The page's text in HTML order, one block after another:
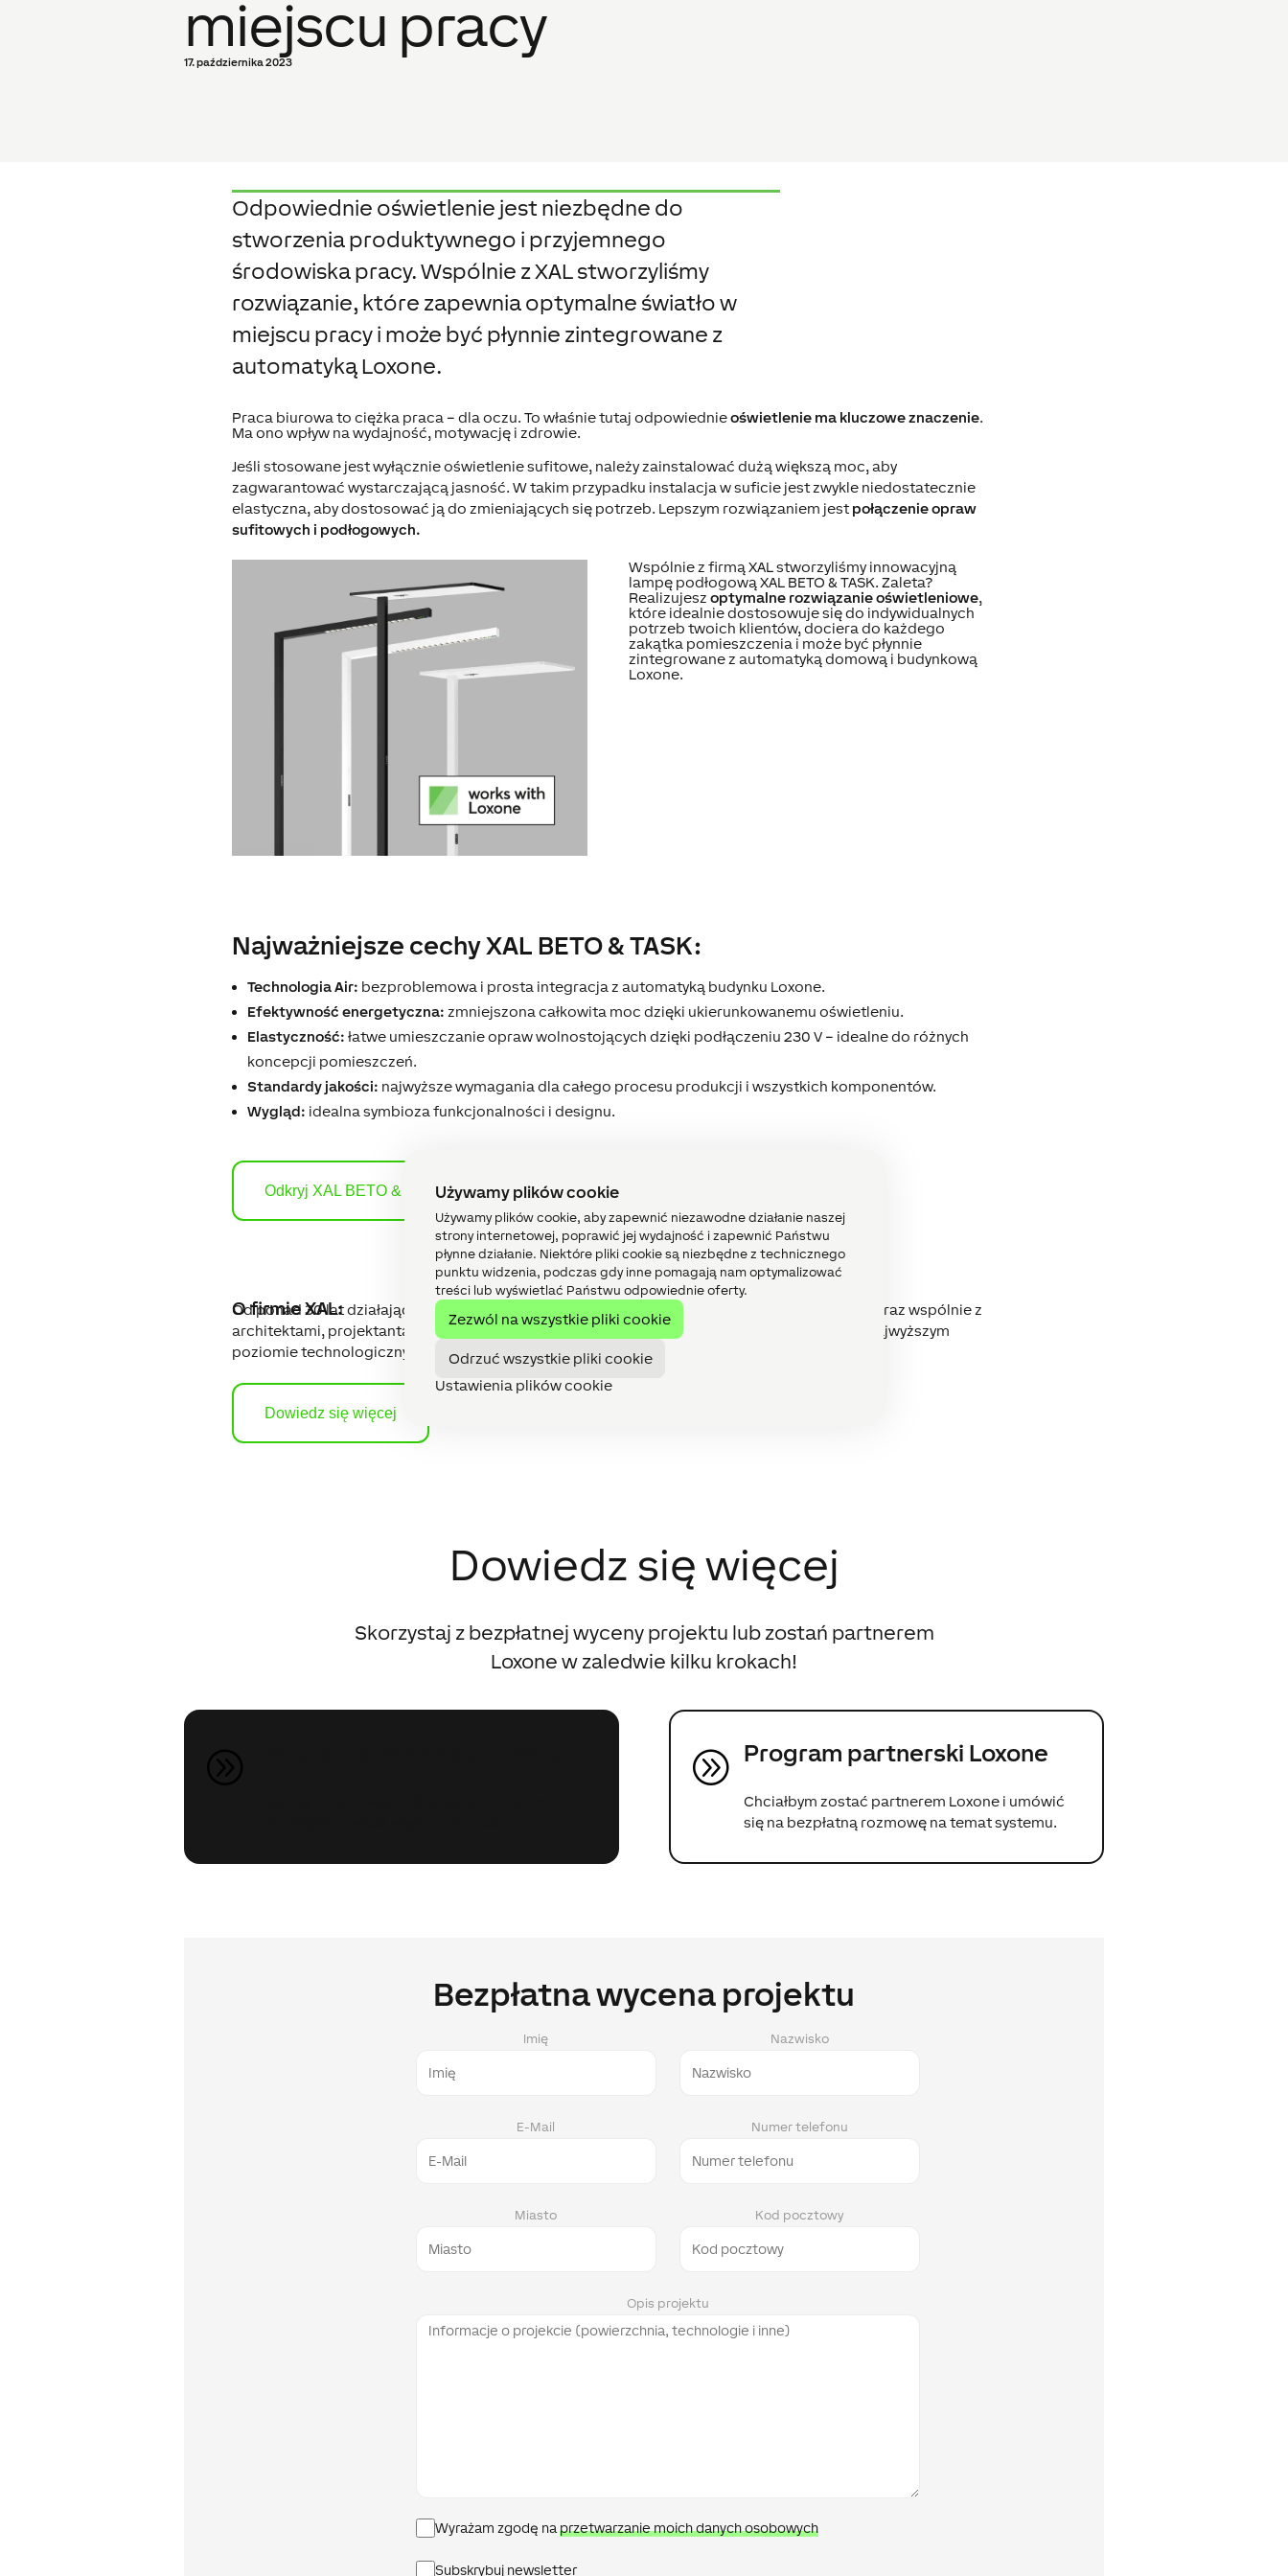
Używamy plików cookie
Używamy plików cookie, aby zapewnić niezawodne działanie naszej
strony internetowej, poprawić jej wydajność i zapewnić Państwu
płynne działanie. Niektóre pliki cookie są niezbędne z technicznego
punktu widzenia, podczas gdy inne pomagają nam optymalizować
treści lub wyświetlać Państwu odpowiednie oferty.
Zezwól na wszystkie pliki cookie
Odrzuć wszystkie pliki cookie
Ustawienia plików cookie
miejscu pracy
17. października 2023
Odpowiednie oświetlenie jest niezbędne do
stworzenia produktywnego i przyjemnego
środowiska pracy. Wspólnie z XAL stworzyliśmy
rozwiązanie, które zapewnia optymalne światło w
miejscu pracy i może być płynnie zintegrowane z
automatyką Loxone.
Praca biurowa to ciężka praca – dla oczu. To właśnie tutaj odpowiednieoświetlenie ma kluczowe znaczenie.
Ma ono wpływ na wydajność, motywację i zdrowie.
Jeśli stosowane jest wyłącznie oświetlenie sufitowe, należy zainstalować dużą większą moc, aby
zagwarantować wystarczającą jasność. W takim przypadku instalacja w suficie jest zwykle niedostatecznie
elastyczna, aby dostosować ją do zmieniających się potrzeb. Lepszym rozwiązaniem jest połączenie opraw
sufitowych i podłogowych.
Wspólnie z firmą XAL stworzyliśmy innowacyjną
lampę podłogową XAL BETO & TASK. Zaleta?
Realizujeszoptymalne rozwiązanie oświetleniowe,
które idealnie dostosowuje się do indywidualnych
potrzeb twoich klientów, dociera do każdego
zakątka pomieszczenia i może być płynnie
zintegrowane z automatyką domową i budynkową
Loxone.
Najważniejsze cechyXAL BETO & TASK:
Technologia Air: bezproblemowa i prosta integracja z automatyką budynku Loxone.
Efektywność energetyczna: zmniejszona całkowita moc dzięki ukierunkowanemu oświetleniu.
Elastyczność: łatwe umieszczanie opraw wolnostojących dzięki podłączeniu 230 V – idealne do różnych
koncepcji pomieszczeń.
Standardy jakości: najwyższe wymagania dla całego procesu produkcji i wszystkich komponentów.
Wygląd: idealna symbioza funkcjonalności i designu.
Odkryj XAL BETO & TASK
O firmie XAL:
Od ponad 30 lat działająca na całym świecie firma XAL GmbH mająca siedzibę w austriackim Graz wspólnie z
architektami, projektantami i planistami opracowuje indywidualne oprawy oświetleniowe o najwyższym
poziomie technologicznym. Ich produkty przekonują doskonałym stylem i estetyką.
Dowiedz się więcej
Dowiedz się więcej
Skorzystaj z bezpłatnej wyceny projektu lub zostań partnerem
Loxone w zaledwie kilku krokach!
A Program partnerski Loxone
Chciałbym zostać partnerem Loxone i umówić
się na bezpłatną rozmowę na temat systemu.
Bezpłatna wycena projektu
Imię Nazwisko
E-Mail Numer telefonu
Miasto Kod pocztowy
Opis projektu
Polityka
prywatności
Wyrażam zgodę na przetwarzanie moich danych osobowych
Subskrybuj newsletter